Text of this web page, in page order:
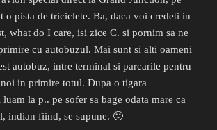
o pista de triciclete. Ba, daca voi credeti in
what do I care, isi zice C. si pornim sa ne
cu autobuzul. Mai sunt si alti oameni
autobuz, intre terminal si parcarile pentru
in primire totul. Dupa o tigara
la p.. pe sofer sa bage odata mare ca
indian fiind, se supune. 🙂